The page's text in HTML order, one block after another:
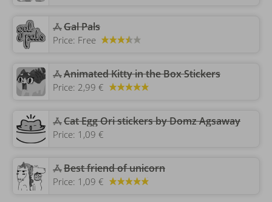
‎Gal Pals
Price: Free
‎Animated Kitty in the Box Stickers
Price: 2,99 €
‎Cat Egg Ori stickers by Domz Agsaway
Price: 1,09 €
Best friend of unicorn
Price: 1,09 €